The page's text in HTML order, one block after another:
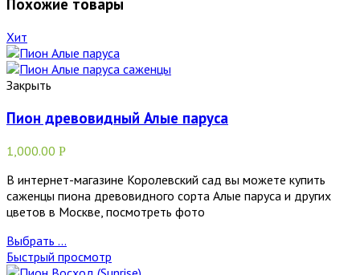
Похожие товары
Хит
Закрыть
Пион древовидный Алые паруса
1,000.00 Р
В интернет-магазине Королевский сад вы можете купить
саженцы пиона древовидного сорта Алые паруса и других
цветов в Москве, посмотреть фото
Выбрать ...
Быстрый просмотр